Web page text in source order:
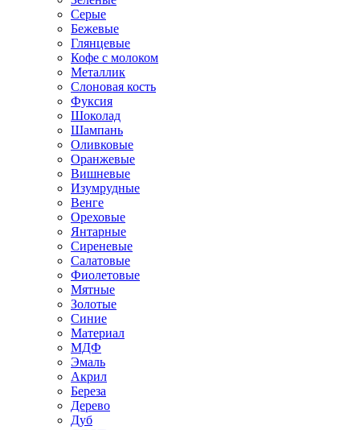
Серые
Бежевые
Глянцевые
Кофе с молоком
Металлик
Слоновая кость
Фуксия
Шоколад
Шампань
Оливковые
Оранжевые
Вишневые
Изумрудные
Венге
Ореховые
Янтарные
Сиреневые
Салатовые
Фиолетовые
Мятные
Золотые
Синие
Материал
МДФ
Эмаль
Акрил
Береза
Дерево
Дуб